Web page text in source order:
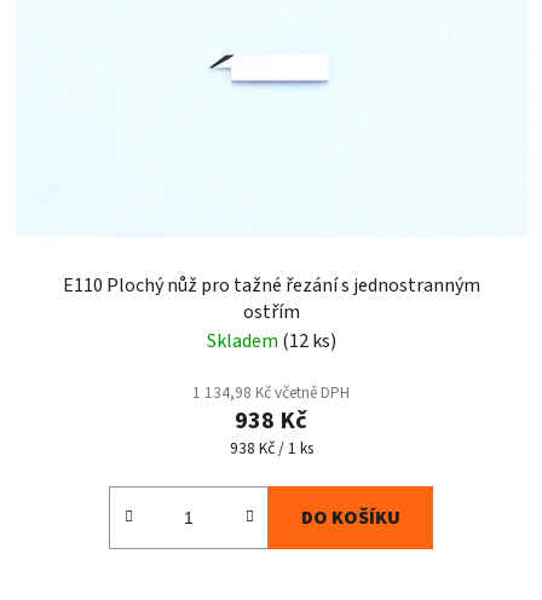
E110 Plochý nůž pro tažné řezání s jednostranným
ostřím
Skladem (12 ks)
1 134,98 Kč včetně DPH
938 Kč
Měrná
938 Kč / 1 ks
DO KOŠÍKU